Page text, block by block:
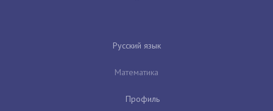
Русский язык
Математика
Профиль